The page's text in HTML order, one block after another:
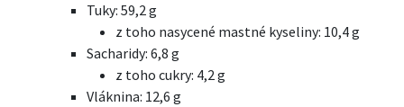
Tuky: 59,2 g
z toho nasycené mastné kyseliny: 10,4 g
Sacharidy: 6,8 g
z toho cukry: 4,2 g
Vláknina: 12,6 g